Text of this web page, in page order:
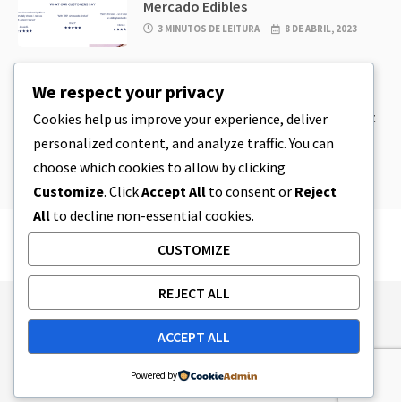
Mercado Edibles
3 MINUTOS DE LEITURA 8 DE ABRIL, 2023
CBD EDIBLES
CBD Cookie Dough & Incrivelmente
simples CBD Edibles You Can Make at
Home
5 MINUTOS DE LEITURA
Publishing Principles
Ethics Policy
Corrections Policy
Feedback Policy
Ownership & Funding
Tag map
We respect your privacy
Cookies help us improve your experience, deliver
personalized content, and analyze traffic. You can
choose which cookies to allow by clicking
Customize. ClickAccept All to consent or Reject
All to decline non-essential cookies.
CUSTOMIZE
REJECT ALL
ACCEPT ALL
Powered by